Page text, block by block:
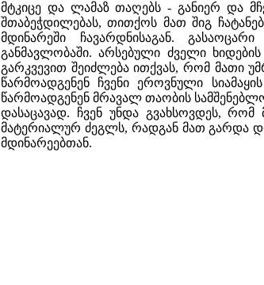
მტკიცე და ლამაზ თაღებს - განიერ და
შთაბეჭდილებას, თითქოს მათ შიგ
მდინარეში ჩავარდნისაგან.
განმავლობაში. არსებული ძველი
გარკვევით შეიძლება ითქვას, რომ მათი
წარმოადგენენ ჩვენი ეროვნული
წარმოადგენენ მრავალ თაობის
დასაცავად. ჩვენ უნდა გვახსოვდეს,
მატერიალურ ძეგლს, რადგან მათ გარდა
მდინარეებთან.